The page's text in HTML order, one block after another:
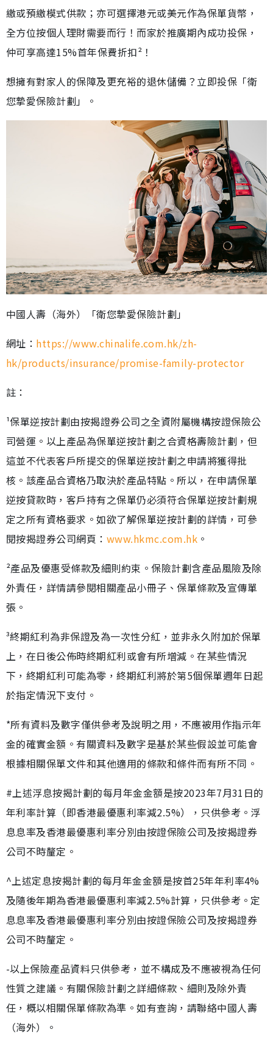
繳或預繳模式供款；亦可選擇港元或美元作為保單貨幣，
全方位按個人理財需要而行！而家於推廣期內成功投保，
仲可享高達15%首年保費折扣²！
想擁有對家人的保障及更充裕的退休儲備？立即投保「衛
您摯愛保險計劃」。
中國人壽（海外）「衛您摯愛保險計劃」
網址： https://www.chinalife.com.hk/zh-
hk/products/insurance/promise-family-protector
註：
¹保單逆按計劃由按揭證券公司之全資附屬機構按證保險公
司營運。以上產品為保單逆按計劃之合資格壽險計劃，但
這並不代表客戶所提交的保單逆按計劃之申請將獲得批
核。該產品合資格乃取決於產品特點。所以，在申請保單
逆按貸款時，客戶持有之保單仍必須符合保單逆按計劃規
定之所有資格要求。如欲了解保單逆按計劃的詳情，可參
閱按揭證券公司網頁： www.hkmc.com.hk 。
²產品及優惠受條款及細則約束。保險計劃含產品風險及除
外責任，詳情請參閱相關產品小冊子、保單條款及宣傳單
張。
³終期紅利為非保證及為一次性分紅，並非永久附加於保單
上，在日後公佈時終期紅利或會有所增減。在某些情況
下，終期紅利可能為零，終期紅利將於第5個保單週年日起
於指定情況下支付。
*所有資料及數字僅供參考及說明之用，不應被用作指示年
金的確實金額。有關資料及數字是基於某些假設並可能會
根據相關保單文件和其他適用的條款和條件而有所不同。
#上述浮息按揭計劃的每月年金金額是按2023年7月31日的
年利率計算（即香港最優惠利率減2.5%），只供參考。浮
息息率及香港最優惠利率分別由按證保險公司及按揭證券
公司不時釐定。
^上述定息按揭計劃的每月年金金額是按首25年年利率4%
及隨後年期為香港最優惠利率減2.5%計算，只供參考。定
息息率及香港最優惠利率分別由按證保險公司及按揭證券
公司不時釐定。
-以上保險產品資料只供參考，並不構成及不應被視為任何
性質之建議。有關保險計劃之詳細條款、細則及除外責
任，概以相關保單條款為準。如有查詢，請聯絡中國人壽
（海外）。